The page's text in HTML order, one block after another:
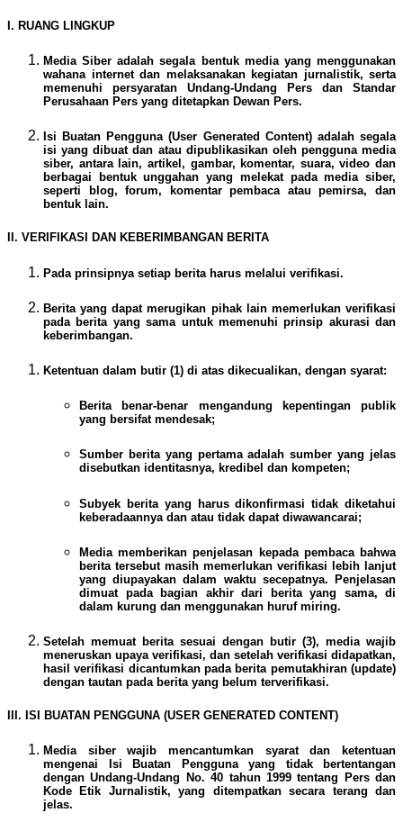
I. RUANG LINGKUP
Media Siber adalah segala bentuk media yang menggunakan
wahana internet dan melaksanakan kegiatan jurnalistik, serta
memenuhi persyaratan Undang-Undang Pers dan Standar
Perusahaan Pers yang ditetapkan Dewan Pers.
Isi Buatan Pengguna (User Generated Content) adalah segala
isi yang dibuat dan atau dipublikasikan oleh pengguna media
siber, antara lain, artikel, gambar, komentar, suara, video dan
berbagai bentuk unggahan yang melekat pada media siber,
seperti blog, forum, komentar pembaca atau pemirsa, dan
bentuk lain.
II. VERIFIKASI DAN KEBERIMBANGAN BERITA
Pada prinsipnya setiap berita harus melalui verifikasi.
Berita yang dapat merugikan pihak lain memerlukan verifikasi
pada berita yang sama untuk memenuhi prinsip akurasi dan
keberimbangan.
Ketentuan dalam butir (1) di atas dikecualikan, dengan syarat:
Berita benar-benar mengandung kepentingan publik
yang bersifat mendesak;
Sumber berita yang pertama adalah sumber yang jelas
disebutkan identitasnya, kredibel dan kompeten;
Subyek berita yang harus dikonfirmasi tidak diketahui
keberadaannya dan atau tidak dapat diwawancarai;
Media memberikan penjelasan kepada pembaca bahwa
berita tersebut masih memerlukan verifikasi lebih lanjut
yang diupayakan dalam waktu secepatnya. Penjelasan
dimuat pada bagian akhir dari berita yang sama, di
dalam kurung dan menggunakan huruf miring.
Setelah memuat berita sesuai dengan butir (3), media wajib
meneruskan upaya verifikasi, dan setelah verifikasi didapatkan,
hasil verifikasi dicantumkan pada berita pemutakhiran (update)
dengan tautan pada berita yang belum terverifikasi.
III. ISI BUATAN PENGGUNA (USER GENERATED CONTENT)
Media siber wajib mencantumkan syarat dan ketentuan
mengenai Isi Buatan Pengguna yang tidak bertentangan
dengan Undang-Undang No. 40 tahun 1999 tentang Pers dan
Kode Etik Jurnalistik, yang ditempatkan secara terang dan
jelas.